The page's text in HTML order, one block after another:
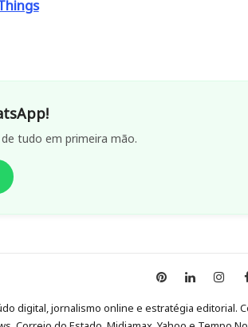
tudo em primeira mão.
Anny
no
Anny
no
no
digital, jornalismo online e estratégia editorial.